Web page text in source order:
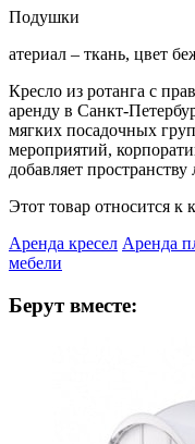
Подушки
атериал – ткань, цвет
Кресло из ротанга с
аренду в Санкт-
мягких посадочных
мероприятий,
добавляет
Этот товар относится к
Аренда кресел Аренда
мебели
Берут вместе: